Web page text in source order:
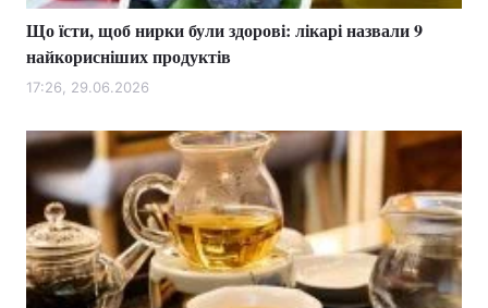
Що їсти, щоб нирки були здорові: лікарі назвали 9
найкорисніших продуктів
17:26, 29.06.2026